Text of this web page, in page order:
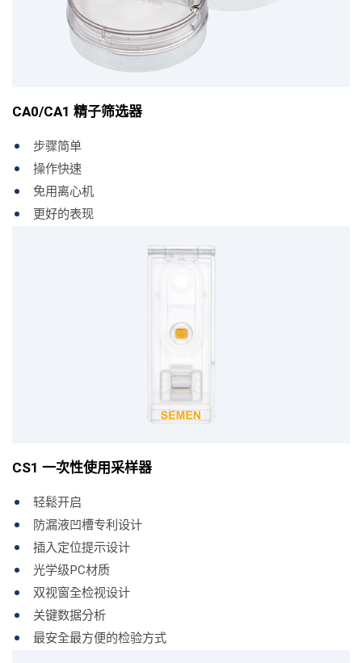
CA0/CA1 精子筛选器
步骤简单
操作快速
免用离心机
更好的表现
CS1 一次性使用采样器
轻鬆开启
防漏液凹槽专利设计
插入定位提示设计
光学级PC材质
双视窗全检视设计
关键数据分析
最安全最方便的检验方式